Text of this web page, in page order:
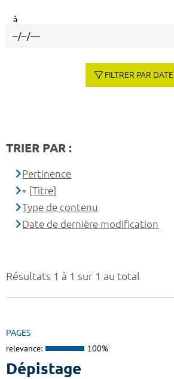
Résultats 1 à 1 sur 1 au total
PAGES
relevance: 100%
Dépistage
à
FILTRER PAR DATE
TRIER PAR :
Pertinence
[Titre]
Type de contenu
Date de dernière modification